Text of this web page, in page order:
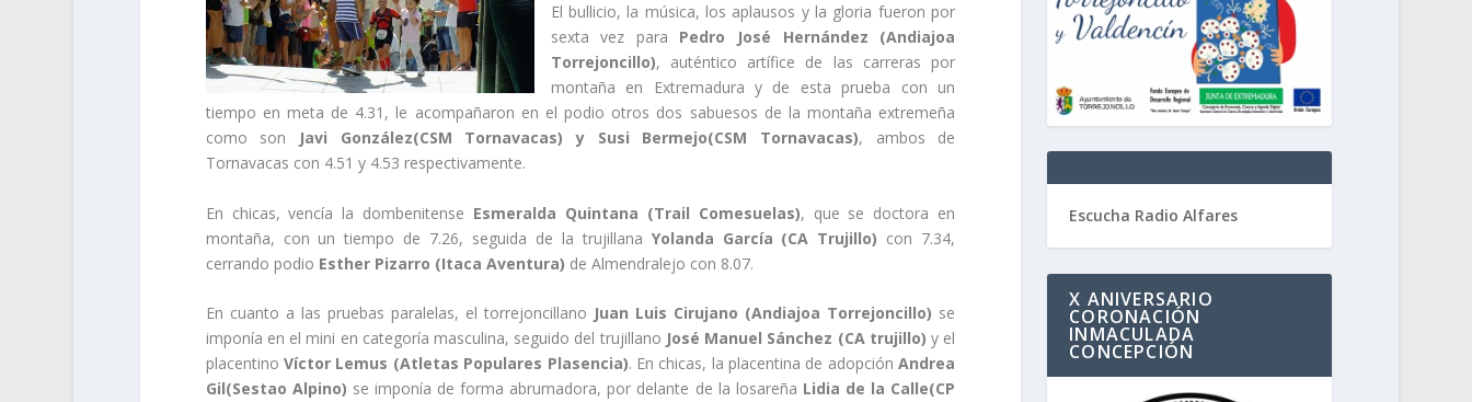
El bullicio, la música, los aplausos y la gloria fueron por
sexta vez para Pedro José Hernández (Andiajoa
Torrejoncillo), auténtico artífice de las carreras por
montaña en Extremadura y de esta prueba con un
tiempo en meta de 4.31, le acompañaron en el podio otros dos sabuesos de la montaña extremeña
como son
Javi González(CSM Tornavacas) y Susi Bermejo(CSM Tornavacas), ambos de
Tornavacas con 4.51 y 4.53 respectivamente.
En chicas, vencía la dombenitense Esmeralda Quintana (Trail Comesuelas), que se doctora en
montaña, con un tiempo de 7.26, seguida de la trujillana Yolanda García (CA Trujillo) con 7.34,
cerrando podio Esther Pizarro (Itaca Aventura) de Almendralejo con 8.07.
En cuanto a las pruebas paralelas, el torrejoncillano Juan Luis Cirujano (Andiajoa Torrejoncillo) se
imponía en el mini en categoría masculina, seguido del trujillano José Manuel Sánchez (CA trujillo) y el
placentinoVíctor Lemus (Atletas Populares Plasencia). En chicas, la placentina de adopciónAndrea
Gil(Sestao Alpino) se imponía de forma abrumadora, por delante de la losareña Lidia de la Calle(CP
Escucha Radio Alfares
X ANIVERSARIO
CORONACIÓN
INMACULADA
CONCEPCIÓN